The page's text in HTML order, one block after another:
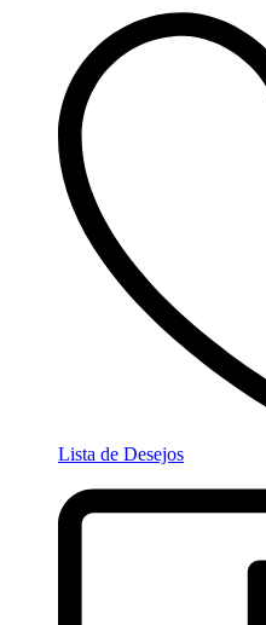
Lista de Desejos